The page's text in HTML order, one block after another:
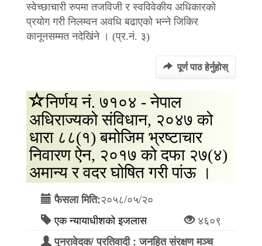
स्वेच्छाचारी रुपमा तजविजी र स्वविवेकीय अधिकारको
प्रयोग गरी निलम्वन अवधि बढाएको भन्ने जिकिर
कानूनसम्मत नदेखिंने । (प्र.नं. ३)
पूर्ण पाठ हेर्नुहोस्
निर्णय नं. ७१०४ - नेपाल
अधिराज्यको संविधान, २०४७ को
धारा ८८(१) बमोजिम भ्रष्टाचार
निवारण ऐन, २०१७ को दफा २७(४)
अमान्य र वदर घोषित गरी पांऊ ।
फैसला मिति:२०५८/०५/२०
एक न्यायाधीशको इजलास
४६०९
पुनरावेदक/ प्रतिवादी : जनहित संरक्षण मञ्च